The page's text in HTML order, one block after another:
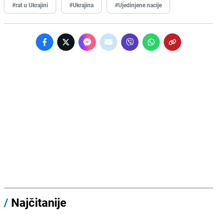
#rat u Ukrajini #Ukrajina #Ujedinjene nacije
/ Najčitanije